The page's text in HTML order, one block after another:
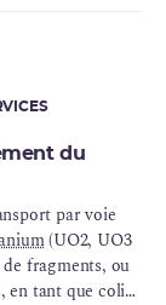
du
par voie
(UO2, UO3
fragments, ou
en tant que colis